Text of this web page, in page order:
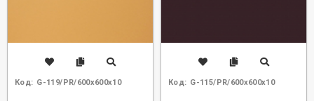
Код: G-119/PR/600x600x10 Код: G-115/PR/600x600x10